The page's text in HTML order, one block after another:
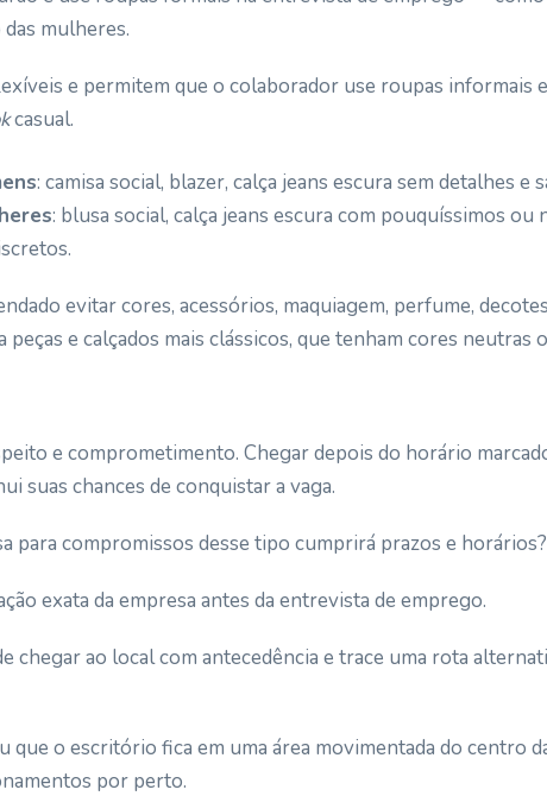
das mulheres.
e permitem que o colaborador use roupas informais
casual.
: camisa social, blazer, calça jeans escura sem detalhes e
: blusa social, calça jeans escura com pouquíssimos ou
evitar cores, acessórios, maquiagem, perfume,
e calçados mais clássicos, que tenham cores neutras
e comprometimento. Chegar depois do horário
suas chances de conquistar a vaga.
para compromissos desse tipo cumprirá prazos e horários?
exata da empresa antes da entrevista de emprego.
chegar ao local com antecedência e trace uma rota
que o escritório fica em uma área movimentada do centro
por perto.